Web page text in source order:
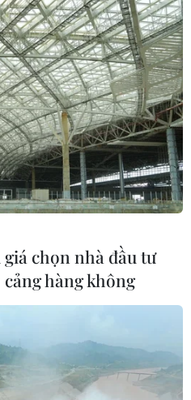
chọn nhà đầu tư
hàng không